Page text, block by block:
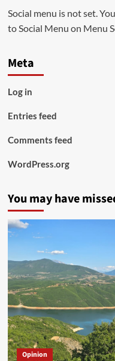
Social menu is not set.
to Social Menu on Menu
Meta
Log in
Entries feed
Comments feed
WordPress.org
You may have
Opinion